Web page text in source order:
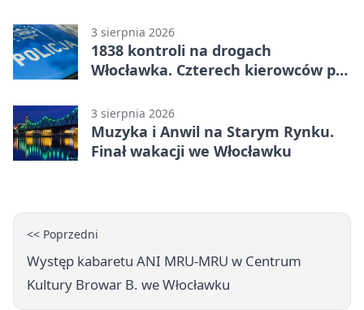
3 sierpnia 2026
1838 kontroli na drogach
Włocławka. Czterech kierowców po
3 sierpnia 2026
Muzyka i Anwil na Starym Rynku.
Finał wakacji we Włocławku
<< Poprzedni
Występ kabaretu ANI MRU-MRU w Centrum
Kultury Browar B. we Włocławku